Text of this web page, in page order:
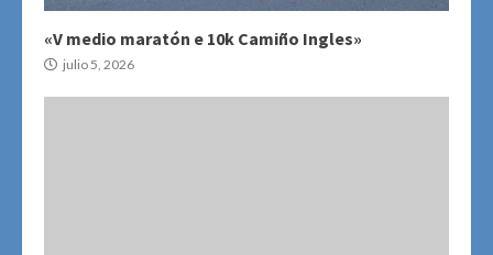
«V medio maratón e 10k Camiño Ingles»
julio 5, 2026